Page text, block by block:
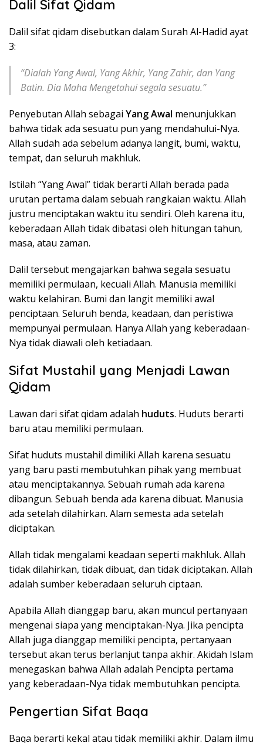
Dalil Sifat Qidam
Dalil sifat qidam disebutkan dalam Surah Al-Hadid ayat
3:
“Dialah Yang Awal, Yang Akhir, Yang Zahir, dan Yang
Batin. Dia Maha Mengetahui segala sesuatu.”
Penyebutan Allah sebagai Yang Awal menunjukkan
bahwa tidak ada sesuatu pun yang mendahului-Nya.
Allah sudah ada sebelum adanya langit, bumi, waktu,
tempat, dan seluruh makhluk.
Istilah “Yang Awal” tidak berarti Allah berada pada
urutan pertama dalam sebuah rangkaian waktu. Allah
justru menciptakan waktu itu sendiri. Oleh karena itu,
keberadaan Allah tidak dibatasi oleh hitungan tahun,
masa, atau zaman.
Dalil tersebut mengajarkan bahwa segala sesuatu
memiliki permulaan, kecuali Allah. Manusia memiliki
waktu kelahiran. Bumi dan langit memiliki awal
penciptaan. Seluruh benda, keadaan, dan peristiwa
mempunyai permulaan. Hanya Allah yang keberadaan-
Nya tidak diawali oleh ketiadaan.
Sifat Mustahil yang Menjadi Lawan
Qidam
Lawan dari sifat qidam adalah huduts. Huduts berarti
baru atau memiliki permulaan.
Sifat huduts mustahil dimiliki Allah karena sesuatu
yang baru pasti membutuhkan pihak yang membuat
atau menciptakannya. Sebuah rumah ada karena
dibangun. Sebuah benda ada karena dibuat. Manusia
ada setelah dilahirkan. Alam semesta ada setelah
diciptakan.
Allah tidak mengalami keadaan seperti makhluk. Allah
tidak dilahirkan, tidak dibuat, dan tidak diciptakan. Allah
adalah sumber keberadaan seluruh ciptaan.
Apabila Allah dianggap baru, akan muncul pertanyaan
mengenai siapa yang menciptakan-Nya. Jika pencipta
Allah juga dianggap memiliki pencipta, pertanyaan
tersebut akan terus berlanjut tanpa akhir. Akidah Islam
menegaskan bahwa Allah adalah Pencipta pertama
yang keberadaan-Nya tidak membutuhkan pencipta.
Pengertian Sifat Baqa
Baqa berarti kekal atau tidak memiliki akhir. Dalam ilmu